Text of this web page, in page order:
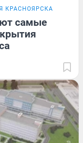
КРАСНОЯРСКА
самые